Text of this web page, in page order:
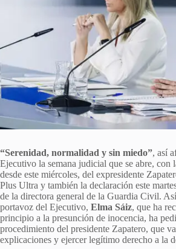
“Serenidad, normalidad y sin miedo”, así
Ejecutivo la semana judicial que se abre, con
desde este miércoles, del expresidente
Plus Ultra y también la declaración este
de la directora general de la Guardia Civil.
portavoz del Ejecutivo, Elma Sáiz, que ha
principio a la presunción de inocencia, ha
procedimiento del presidente Zapatero, que
explicaciones y ejercer legítimo derecho a la